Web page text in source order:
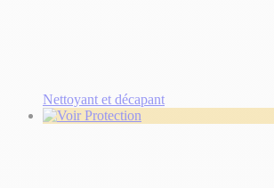
Nettoyant et décapant